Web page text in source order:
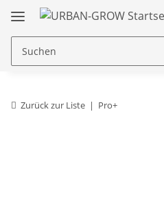
Zurück zur Liste Pro+